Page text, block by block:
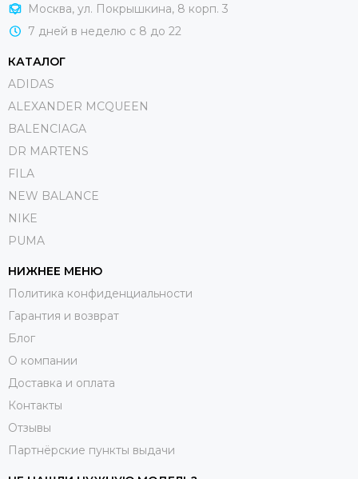
Москва, ул. Покрышкина, 8 корп. 3
7 дней в неделю с 8 до 22
КАТАЛОГ
ADIDAS
ALEXANDER MCQUEEN
BALENCIAGA
DR MARTENS
FILA
NEW BALANCE
NIKE
PUMA
НИЖНЕЕ МЕНЮ
Политика конфиденциальности
Гарантия и возврат
Блог
О компании
Доставка и оплата
Контакты
Отзывы
Партнёрские пункты выдачи